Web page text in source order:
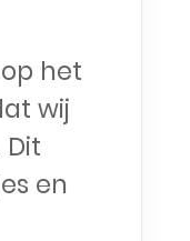
het
wij
en